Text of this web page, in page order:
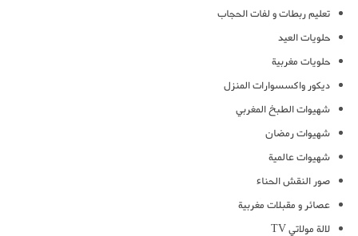
تعليم ربطات و لفات الحجاب
حلويات العيد
حلويات مغربية
ديكور واكسسوارات المنزل
شهيوات الطبخ المغربي
شهيوات رمضان
شهيوات عالمية
صور النقش الحناء
عصائر و مقبلات مغربية
لالة مولاتي TV